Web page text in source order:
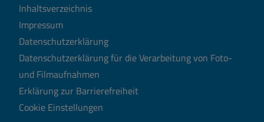
Inhaltsverzeichnis
Impressum
Datenschutzerklärung
Datenschutzerklärung für die Verarbeitung von Foto-
und Filmaufnahmen
Erklärung zur Barrierefreiheit
Cookie Einstellungen